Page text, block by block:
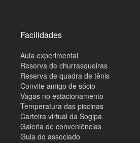
Facilidades
Aula experimental
Reserva de churrasqueiras
Reserva de quadra de tênis
Convite amigo de sócio
Vagas no estacionamento
Temperatura das piscinas
Carteira virtual da Sogipa
Galeria de conveniências
Guia do associado